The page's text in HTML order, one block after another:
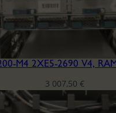
3 007,50 €